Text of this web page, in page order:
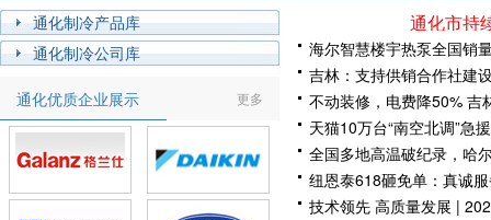
通化制冷产品库
通化制冷公司库
更多
通化优质企业展示
通化市持
海尔智慧楼宇热泵全国销
吉林：支持供销合作社建
不动装修，电费降50% 吉
天猫10万台“南空北调”急援
全国多地高温破纪录，哈
纽恩泰618砸免单：真诚
技术领先 高质量发展 |